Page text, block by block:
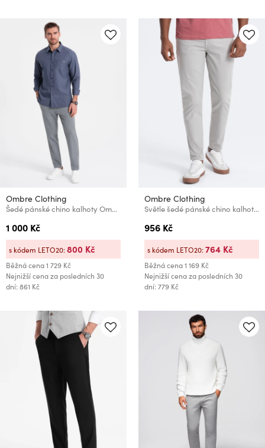
Ombre Clothing
Šedé pánské chino kalhoty Ombre Clothing
1 000 Kč
Běžná cena1 729 Kč
Nejnižší cena za posledních 30
dní: 861 Kč
s kódem LETO20:800 Kč
Ombre Clothing
Světle šedé pánské chino kalhoty Ombre Clothing
956 Kč
Běžná cena1 169 Kč
Nejnižší cena za posledních 30
dní: 779 Kč
s kódem LETO20:764 Kč